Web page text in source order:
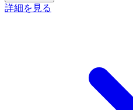
詳細を見る